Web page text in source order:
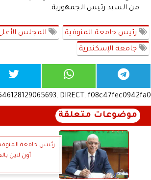
من السيد رئيس الجمهورية.
رئيس جامعة المنوفية المجلس
جامعة الإسكندرية
DIRECT, f08c47fec0942fa0
موضوعات متعلقة
رئيس جامعة
أون لاين